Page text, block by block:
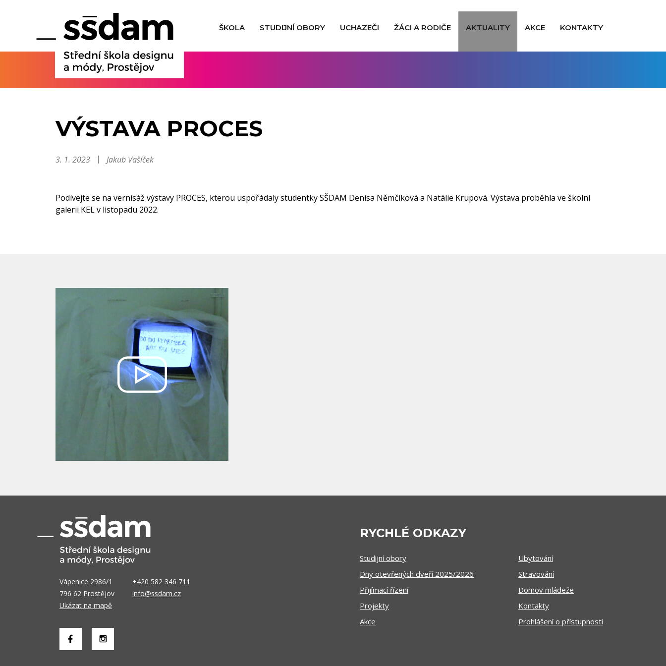
ŠKOLA STUDIJNÍ OBORY UCHAZEČI ŽÁCI A RODIČE AKTUALITY AKCE KONTAKTY
VÝSTAVA PROCES
3. 1. 2023 Jakub Vašíček
Podívejte se na vernisáž výstavy PROCES, kterou uspořádaly studentky SŠDAM Denisa Němčíková a Natálie Krupová. Výstava proběhla ve školní
galerii KEL v listopadu 2022.
Vápenice 2986/1
796 62 Prostějov
Ukázat na mapě
+420 582 346 711
info@ssdam.cz
RYCHLÉ ODKAZY
Studijní obory
Dny otevřených dveří 2025/2026
Přijímací řízení
Projekty
Akce
Ubytování
Stravování
Domov mládeže
Kontakty
Prohlášení o přístupnosti